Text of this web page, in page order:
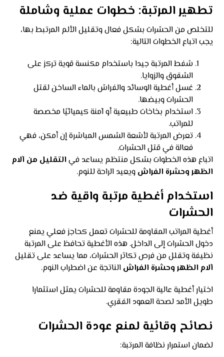
تطهير المرتبة: خطوات عملية وشاملة
للتخلص من الحشرات بشكل فعال وتقليل الألم المرتبط بها،
يجب اتباع الخطوات التالية:
شفط المرتبة جيدا باستخدام مكنسة قوية تركز على
الشقوق والزوايا.
غسل أغطية الوسائد والفراش بالماء الساخن لقتل
الحشرات وبيضها.
استخدام بخاخات طبيعية أو آمنة كيميائيًا مخصصة
للمراتب.
تعرض المرتبة لأشعة الشمس المباشرة إن أمكن، فهي
فعالة في قتل الحشرات.
اتباع هذه الخطوات بشكل منتظم يساعد في التقليل من آلام
الظهر وحشرة الفراش ويعيد الراحة للنوم.
استخدام أغطية مرتبة واقية ضد
الحشرات
أغطية المراتب المقاومة للحشرات تعمل كحاجز فعلي يمنع
دخول الحشرات إلى الداخل. هذه الأغطية تحافظ على المرتبة
نظيفة وتقلل من فرص تكاثر الحشرات، مما يساعد على تقليل
آلام الظهر وحشرة الفراش الناتجة عن اضطراب النوم.
اختيار أغطية عالية الجودة مقاومة للحشرات يمثل استثمارا
طويل الأمد لصحة العمود الفقري.
نصائح وقائية لمنع عودة الحشرات
لضمان استمرار نظافة المرتبة: